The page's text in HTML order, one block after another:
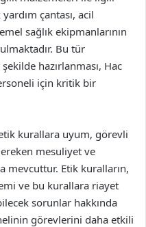
çantası, acil
sağlık ekipmanlarının
Bu tür
hazırlanması, Hac
için kritik bir
kurallara uyum, görevli
mesuliyet ve
mevcuttur. Etik kuralların,
ve bu kurallara riayet
sorunlar hakkında
görevlerini daha etkili